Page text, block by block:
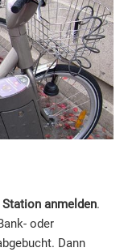
anmelden.
oder
Dann